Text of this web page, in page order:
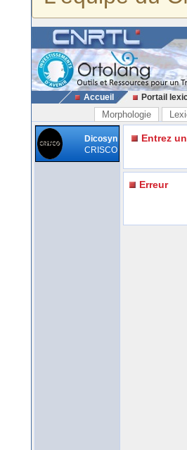
Accueil Portail
Morphologie
Dicosyn
CRISCO
Entrez
Erreur